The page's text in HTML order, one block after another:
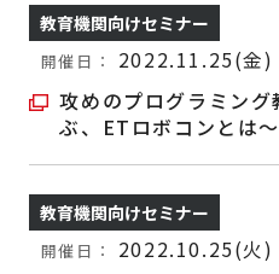
教育機関向けセミナー
開催日：
2022.11.25(金)
攻めのプログラミン
ぶ、ETロボコンとは～
教育機関向けセミナー
開催日：
2022.10.25(火